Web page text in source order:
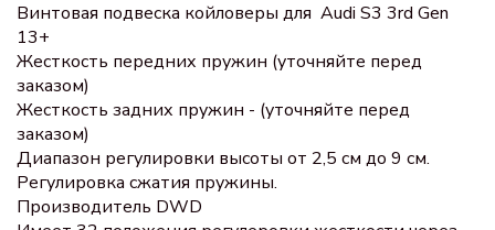
Винтовая подвеска койловеры для Audi S3 3rd Gen
13+
Жесткость передних пружин (уточняйте перед
заказом)
Жесткость задних пружин - (уточняйте перед
заказом)
Диапазон регулировки высоты от 2,5 см до 9 см.
Регулировка сжатия пружины.
Производитель DWD